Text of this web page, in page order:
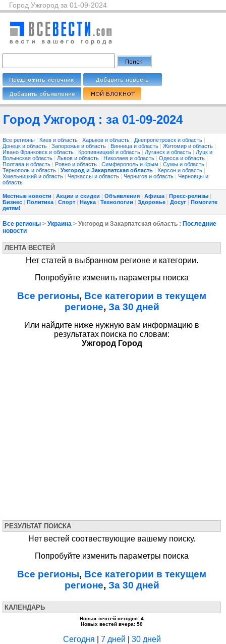
Город Ужгород за 01-09-2024
Город Ужгород : за 01-09-2024
Все регионы | Киев и область | Харьков и область | Днепропетровск и область |
Донецк и область | Запорожье и область | Винница и область | Житомир и область |
Ивано Франковск и область | Кропивницкий и область | Луганск и область | Луцк и
Волынская область | Львов и область | Николаев и область | Одесса и область |
Полтава и область | Ровно и область | Симферополь и Крым | Сумы и область |
Тернополь и область | Ужгород и Закарпатская область | Херсон и область |
Хмельницкий и область | Черкассы и область | Чернигов и область | Черновцы и
область
Местные новости | Акции и скидки | Объявления | Афиша | Пресс-релизы |
Бизнес | Политика | Спорт | Наука | Технологии | Здоровье | Досуг | Помогите
детям!
Все регионы > Украина > Ужгород и Закарпатская область : Последние
новости
ЛЕНТА ВЕСТЕЙ
Нет статей в выбранном регионе и категории.
Попробуйте изменить параметры поиска
Все регионы, Все категории в текущем
регионе, За 30 дней
Или найдите ниже нужную вам информацию в
результатах поиска по словам:
Ужгород Город
РЕЗУЛЬТАТ ПОИСКА
Нет вестей соотвествующие вашему поиску.
Попробуйте изменить параметры поиска
Все регионы, Все категории в текущем
регионе, За 30 дней
КАЛЕНДАРЬ
Новых вестей сегодня: 4
Новых вестей вчера: 50
Сегодня 7 дней 30 дней